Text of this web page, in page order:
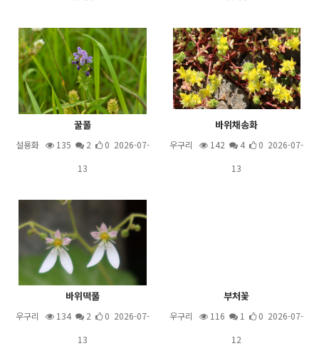
꿀풀
설용화 135 2
0 2026-07-
13
바위채송화
우구리 142 4
0 2026-07-
13
바위떡풀
우구리 134 2
0 2026-07-
13
부처꽃
우구리 116 1
0 2026-07-
12